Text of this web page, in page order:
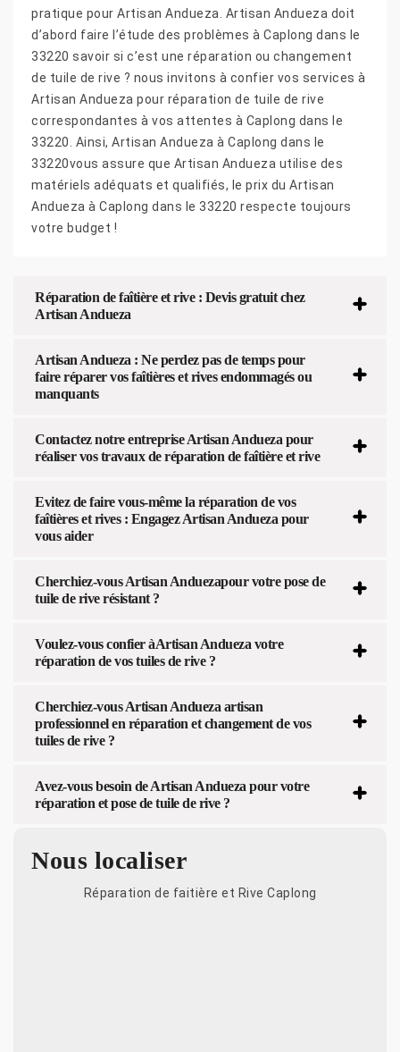
pratique pour Artisan Andueza. Artisan Andueza doit
d’abord faire l’étude des problèmes à Caplong dans le
33220 savoir si c’est une réparation ou changement
de tuile de rive ? nous invitons à confier vos services à
Artisan Andueza pour réparation de tuile de rive
correspondantes à vos attentes à Caplong dans le
33220. Ainsi, Artisan Andueza à Caplong dans le
33220vous assure que Artisan Andueza utilise des
matériels adéquats et qualifiés, le prix du Artisan
Andueza à Caplong dans le 33220 respecte toujours
votre budget !
Réparation de faîtière et rive : Devis gratuit chez
Artisan Andueza
Artisan Andueza : Ne perdez pas de temps pour
faire réparer vos faîtières et rives endommagés ou
manquants
Contactez notre entreprise Artisan Andueza pour
réaliser vos travaux de réparation de faîtière et rive
Evitez de faire vous-même la réparation de vos
faîtières et rives : Engagez Artisan Andueza pour
vous aider
Cherchiez-vous Artisan Anduezapour votre pose de
tuile de rive résistant ?
Voulez-vous confier àArtisan Andueza votre
réparation de vos tuiles de rive ?
Cherchiez-vous Artisan Andueza artisan
professionnel en réparation et changement de vos
tuiles de rive ?
Avez-vous besoin de Artisan Andueza pour votre
réparation et pose de tuile de rive ?
Nous localiser
Réparation de faitière et Rive Caplong